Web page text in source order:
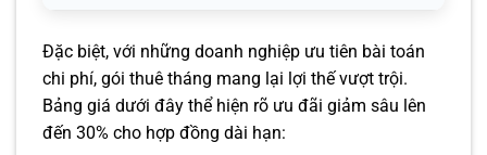
Đặc biệt, với những doanh nghiệp ưu tiên bài toán
chi phí, gói thuê tháng mang lại lợi thế vượt trội.
Bảng giá dưới đây thể hiện rõ ưu đãi giảm sâu lên
đến 30% cho hợp đồng dài hạn: